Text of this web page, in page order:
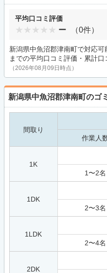
平均口コミ評価
ー （0件）
新潟県中魚沼郡津南町で対応
までの平均口コミ評価・累計口
（2026年08月09日時点）
新潟県中魚沼郡津南町のゴ
間取り
作業人
1K
1〜2名
1DK
2〜3名
1LDK
2〜4名
2DK